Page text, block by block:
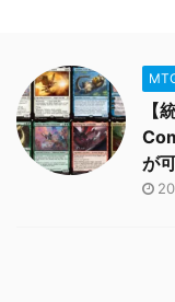
【
が